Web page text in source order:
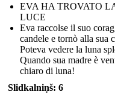
EVA HA TROVATO
LUCE
Eva raccolse il suo
candele e tornò alla sua
Poteva vedere la luna
Quando sua madre è
chiaro di luna!
Slidkalniņš: 6